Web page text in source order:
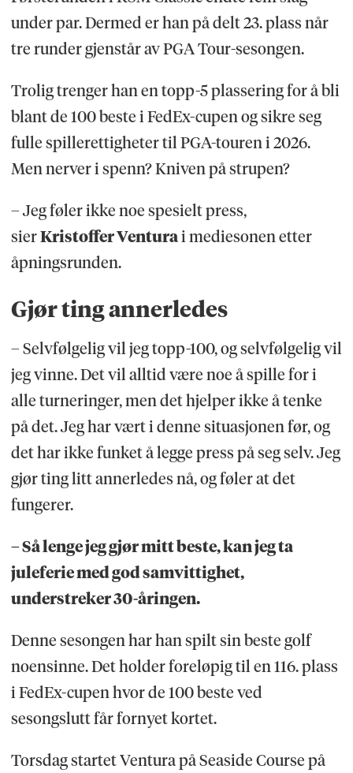
under par. Dermed er han på delt 23. plass når
tre runder gjenstår av PGA Tour-sesongen.
Trolig trenger han en topp-5 plassering for å bli
blant de 100 beste i FedEx-cupen og sikre seg
fulle spillerettigheter til PGA-touren i 2026.
Men nerver i spenn? Kniven på strupen?
– Jeg føler ikke noe spesielt press,
sierKristoffer Venturai mediesonen etter
åpningsrunden.
Gjør ting annerledes
– Selvfølgelig vil jeg topp-100, og selvfølgelig vil
jeg vinne. Det vil alltid være noe å spille for i
alle turneringer, men det hjelper ikke å tenke
på det. Jeg har vært i denne situasjonen før, og
det har ikke funket å legge press på seg selv. Jeg
gjør ting litt annerledes nå, og føler at det
fungerer.
– Så lenge jeg gjør mitt beste, kan jeg ta
juleferie med god samvittighet,
understreker 30-åringen.
Denne sesongen har han spilt sin beste golf
noensinne. Det holder foreløpig til en 116. plass
i FedEx-cupen hvor de 100 beste ved
sesongslutt får fornyet kortet.
Torsdag startet Ventura på Seaside Course på